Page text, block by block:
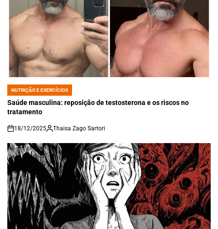
POSTED
IN
NUTRIÇÃO E EXERCÍCIOS
Saúde masculina: reposição de testosterona e os riscos no
tratamento
on
18/12/2025 Thaisa Zago Sartori